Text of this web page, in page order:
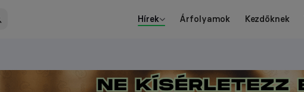
Hírek Árfolyamok Kezdőknek